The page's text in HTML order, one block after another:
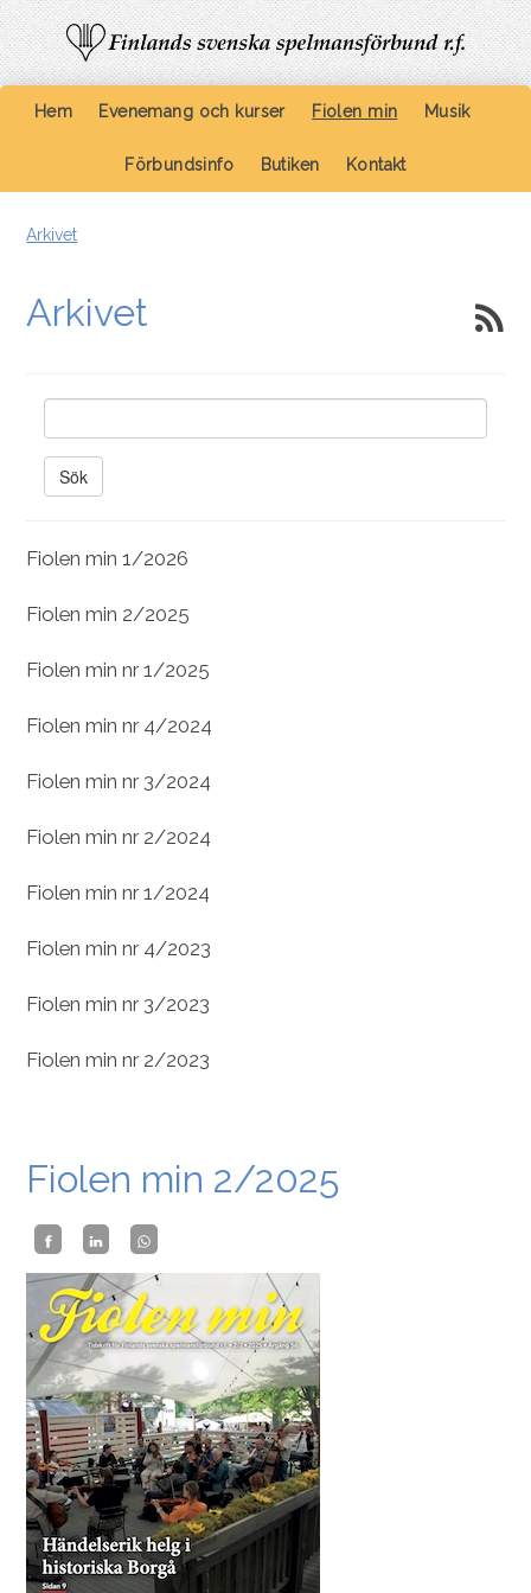
Hem Evenemang och kurser Fiolen min Musik
Förbundsinfo Butiken Kontakt
Arkivet
Arkivet
Sök
Fiolen min 1/2026
Fiolen min 2/2025
Fiolen min nr 1/2025
Fiolen min nr 4/2024
Fiolen min nr 3/2024
Fiolen min nr 2/2024
Fiolen min nr 1/2024
Fiolen min nr 4/2023
Fiolen min nr 3/2023
Fiolen min nr 2/2023
Fiolen min 2/2025